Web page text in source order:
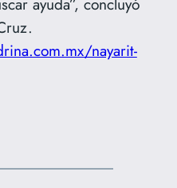
nayarit-